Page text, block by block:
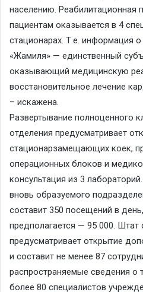
населению. Реабилитационная
пациентам оказывается в 4
стационарах. Т.е. информация
«Жамиля» — единственный
оказывающий медицинскую
восстановительное лечение
– искажена.
Развертывание полноценного
отделения предусматривает
стационарзамещающих коек,
операционных блоков и
консультация из 3
вновь образуемого
составит 350 посещений в
предполагается — 95 000. Штат
предусматривает открытие
и составит не менее 87
распространяемые сведения о
более 80 специалистов